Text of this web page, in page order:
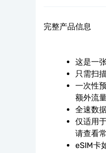
完整产品信息
这是一
只需扫
一次性
额外流
全速数
仅适用
请查看
eSIM卡